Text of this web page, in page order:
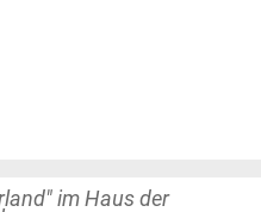
im Haus der